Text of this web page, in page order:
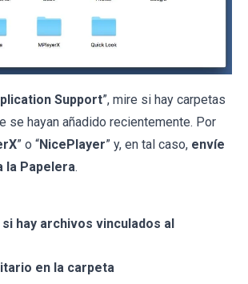
Support”, mire si hay carpetas
se hayan añadido recientemente. Por
” o “NicePlayer” y, en tal caso, envíe
la Papelera.
si hay archivos vinculados al
en la carpeta